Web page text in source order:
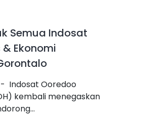
Semua Indosat
Ekonomi
Indosat Ooredoo
kembali menegaskan